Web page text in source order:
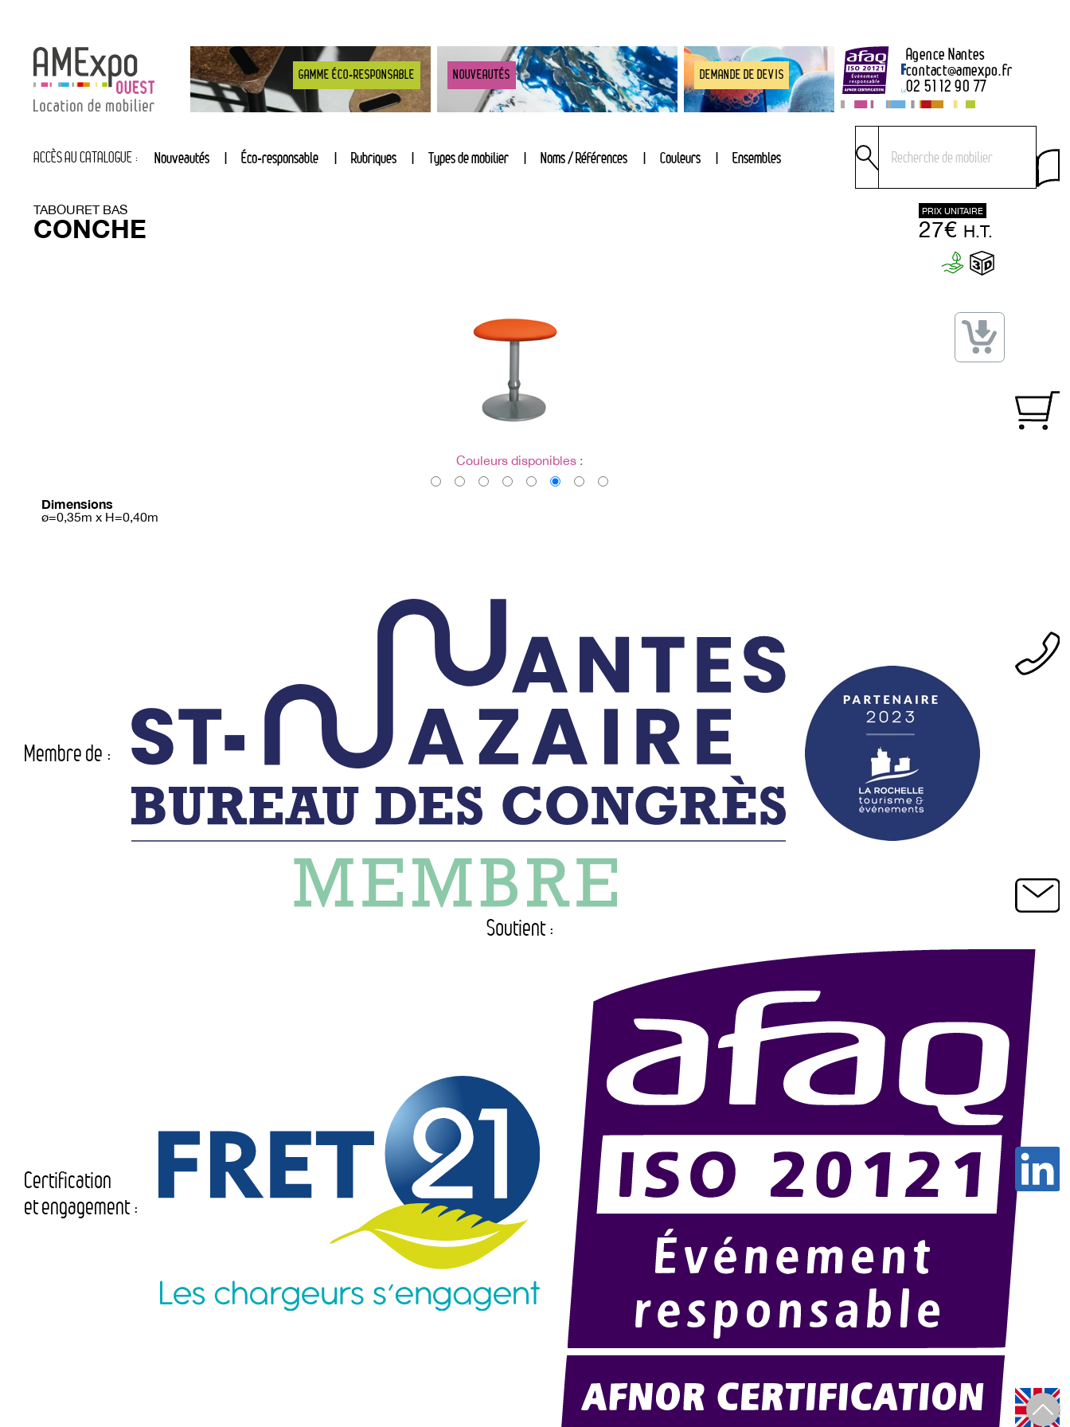
GAMME ÉCO-RESPONSABLE NOUVEAUTÉS DEMANDE DE DEVIS
Agence Nantes
contact@amexpo.fr
02 51 12 90 77
ACCÈS AU CATALOGUE : Nouveautés Éco-responsable Rubriques Types de mobilier Noms / Références Couleurs Ensembles
TABOURET BAS
CONCHE
PRIX UNITAIRE
27€ H.T.
Couleurs disponibles :
Dimensions
ø=0,35m x H=0,40m
Membre de :
Soutient :
Certification
et engagement :